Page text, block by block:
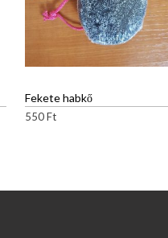
Fekete habkő
550Ft